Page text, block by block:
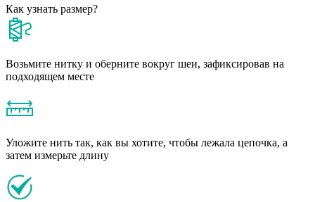
Как узнать размер?
Возьмите нитку и оберните вокруг шеи, зафиксировав на
подходящем месте
Уложите нить так, как вы хотите, чтобы лежала цепочка, а
затем измерьте длину